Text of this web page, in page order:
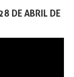
DE ABRIL DE